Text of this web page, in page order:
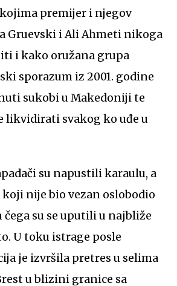
premijer i njegov
Gruevski i Ali Ahmeti nikoga
i kako oružana grupa
sporazum iz 2001. godine
sukobi u Makedoniji te
likvidirati svakog ko uđe u
su napustili karaulu, a
nije bio vezan oslobodio
čega su se uputili u najbliže
U toku istrage posle
je izvršila pretres u selima
u blizini granice sa